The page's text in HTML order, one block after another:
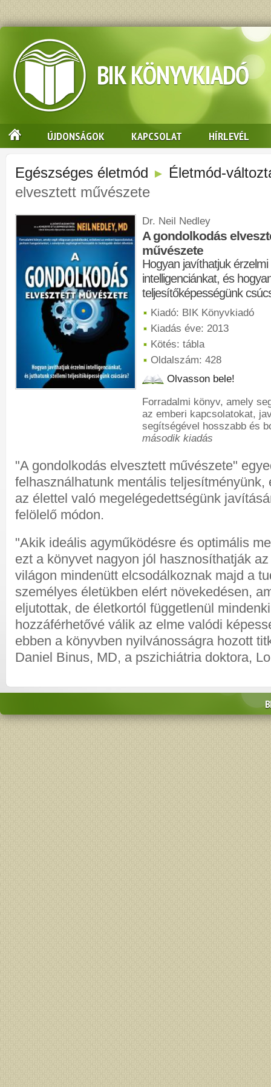
BIK KÖNYVKIADÓ
ÚJDONSÁGOK KAPCSOLAT HÍRLEVÉL
Egészséges életmód ► Életmód-
elvesztett művészete
Dr. Neil Nedley
A gondolkodás
művészete
Hogyan javíthatjuk érzelmi
intelligenciánkat, és
teljesítőképességünk
Kiadó: BIK Könyvkiadó
Kiadás éve: 2013
Kötés: tábla
Oldalszám: 428
Olvasson bele!
Forradalmi könyv, amely
az emberi kapcsolatokat,
segítségével hosszabb és
második kiadás
"A gondolkodás elvesztett művészete"
felhasználhatunk mentális
az élettel való megelégedettségünk
felölelő módon.
"Akik ideális agyműködésre és optimális
ezt a könyvet nagyon jól hasznosíthatják
világon mindenütt elcsodálkoznak majd a
személyes életükben elért növekedésen,
eljutottak, de életkortól függetlenül
hozzáférhetővé válik az elme valódi
ebben a könyvben nyilvánosságra hozott
Daniel Binus, MD, a pszichiátria doktora,